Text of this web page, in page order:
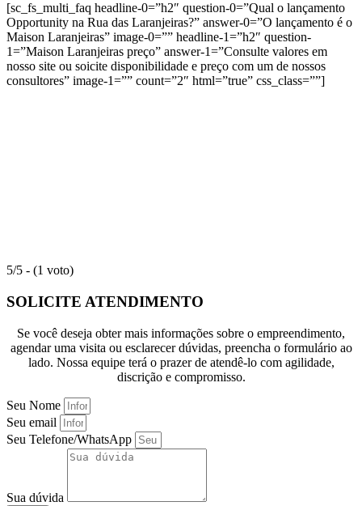
[sc_fs_multi_faq headline-0=”h2″ question-0=”Qual o lançamento
Opportunity na Rua das Laranjeiras?” answer-0=”O lançamento é o
Maison Laranjeiras” image-0=”” headline-1=”h2″ question-
1=”Maison Laranjeiras preço” answer-1=”Consulte valores em
nosso site ou soicite disponibilidade e preço com um de nossos
consultores” image-1=”” count=”2″ html=”true” css_class=””]
5/5 - (1 voto)
SOLICITE ATENDIMENTO
Se você deseja obter mais informações sobre o empreendimento,
agendar uma visita ou esclarecer dúvidas, preencha o formulário ao
lado. Nossa equipe terá o prazer de atendê-lo com agilidade,
discrição e compromisso.
Seu Nome
Seu email
Seu Telefone/WhatsApp
Sua dúvida